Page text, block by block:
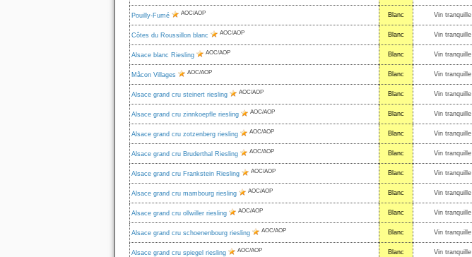
Pouilly-Fumé AOC/AOP Blanc Vin tranquille
Côtes du Roussillon blanc AOC/AOP Blanc Vin tranquille
Alsace blanc Riesling AOC/AOP Blanc Vin tranquille
Mâcon Villages AOC/AOP Blanc Vin tranquille
Alsace grand cru steinert riesling AOC/AOP Blanc Vin tranquille
Alsace grand cru zinnkoepfle riesling AOC/AOP Blanc Vin tranquille
Alsace grand cru zotzenberg riesling AOC/AOP Blanc Vin tranquille
Alsace grand cru Bruderthal Riesling AOC/AOP Blanc Vin tranquille
Alsace grand cru Frankstein Riesling AOC/AOP Blanc Vin tranquille
Alsace grand cru mambourg riesling AOC/AOP Blanc Vin tranquille
Alsace grand cru ollwiller riesling AOC/AOP Blanc Vin tranquille
Alsace grand cru schoenenbourg riesling AOC/AOP Blanc Vin tranquille
Alsace grand cru spiegel riesling AOC/AOP Blanc Vin tranquille